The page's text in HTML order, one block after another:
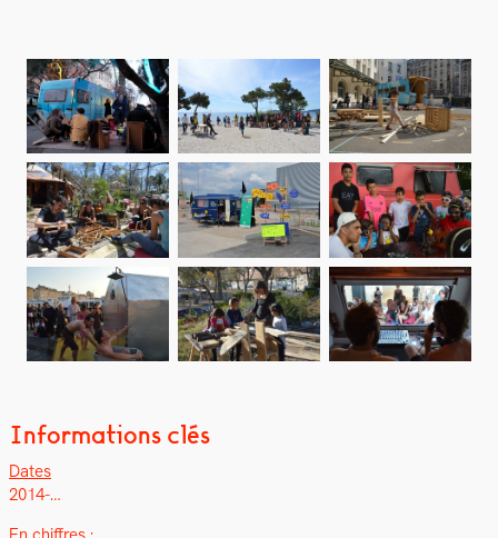
Informations clés
Dates
2014-…